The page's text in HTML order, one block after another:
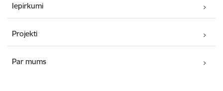
Iepirkumi
Projekti
Par mums